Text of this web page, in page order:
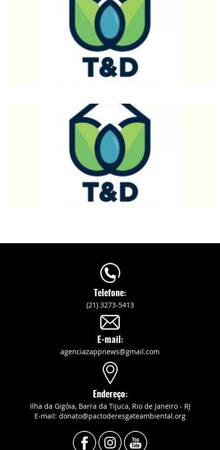
Telefone:
(21) 3273-5413
E-mail:
agenciazappnews@gmail.com
Endereço:
Ilha da Gigóia, Barra da Tijuca, Rio de Janeiro - RJ
E-mail: donato@pactoderesgateambiental.org